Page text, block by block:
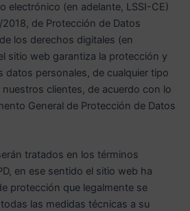
electrónico (en adelante, LSSI-CE)
de Protección de Datos
los derechos digitales (en
sitio web garantiza la protección y
datos personales, de cualquier tipo
clientes, de acuerdo con lo
General de Protección de Datos
tratados en los términos
en ese sentido el sitio web ha
protección que legalmente se
las medidas técnicas a su